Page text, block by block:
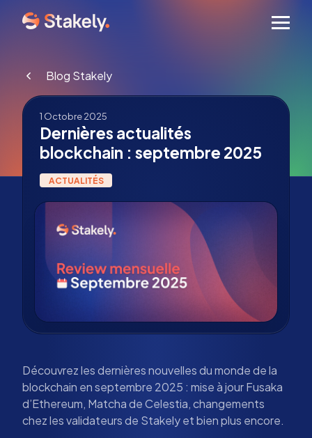
Blog Stakely
1 Octobre 2025
Dernières actualités
blockchain : septembre 2025
ACTUALITÉS
Découvrez les dernières nouvelles du monde de la
blockchain en septembre 2025 : mise à jour Fusaka
d’Ethereum, Matcha de Celestia, changements
chez les validateurs de Stakely et bien plus encore.